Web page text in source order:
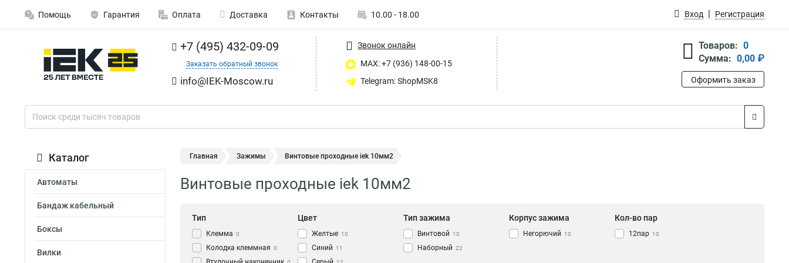
Помощь Гарантия Оплата Доставка Контакты 10.00 - 18.00 Вход Регистрация
+7 (495) 432-09-09
Заказать обратный звонок
info@IEK-Moscow.ru
Звонок онлайн
MAX: +7 (936) 148-00-15
Telegram: ShopMSK8
Товаров: 0
Сумма: 0,00 ₽
Оформить заказ
Каталог
Автоматы
Бандаж кабельный
Боксы
Вилки
Главная Зажимы Винтовые проходные iek 10мм2
Винтовые проходные iek 10мм2
Тип
Клемма 0
Колодка клеммная 0
Цвет
Желтые 10
Синий 11
Тип зажима
Винтовой 10
Наборный 22
Корпус зажима
Негорючий 10
Кол-во пар
12пар 10